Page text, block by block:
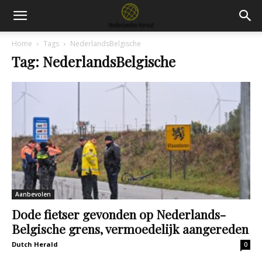
Home Tags NederlandsBelgische
Tag: NederlandsBelgische
Aanbevolen
Dode fietser gevonden op Nederlands-
Belgische grens, vermoedelijk aangereden
Dutch Herald 0